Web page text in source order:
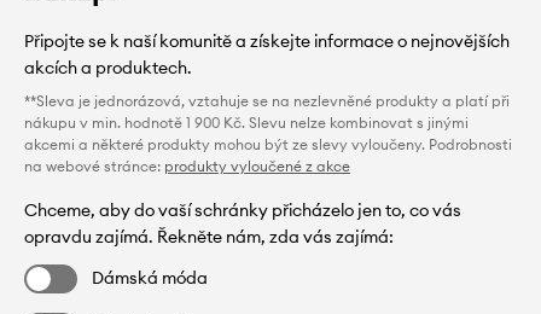
Připojte se k naší komunitě a získejte informace o nejnovějších
akcích a produktech.
**Sleva je jednorázová, vztahuje se na nezlevněné produkty a platí při
nákupu v min. hodnotě 1 900 Kč. Slevu nelze kombinovat s jinými
akcemi a některé produkty mohou být ze slevy vyloučeny. Podrobnosti
na webové stránce: produkty vyloučené z akce
Chceme, aby do vaší schránky přicházelo jen to, co vás
opravdu zajímá. Řekněte nám, zda vás zajímá:
Dámská móda